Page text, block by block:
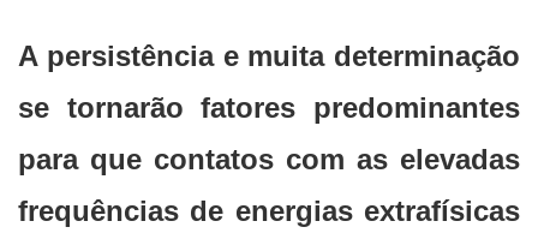
A persistência e muita determinação
se tornarão fatores predominantes
para que contatos com as elevadas
frequências de energias extrafísicas